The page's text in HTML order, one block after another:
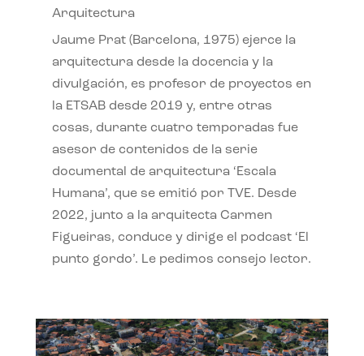
Arquitectura
Jaume Prat (Barcelona, 1975) ejerce la
arquitectura desde la docencia y la
divulgación, es profesor de proyectos en
la ETSAB desde 2019 y, entre otras
cosas, durante cuatro temporadas fue
asesor de contenidos de la serie
documental de arquitectura ‘Escala
Humana’, que se emitió por TVE. Desde
2022, junto a la arquitecta Carmen
Figueiras, conduce y dirige el podcast ‘El
punto gordo’. Le pedimos consejo lector.